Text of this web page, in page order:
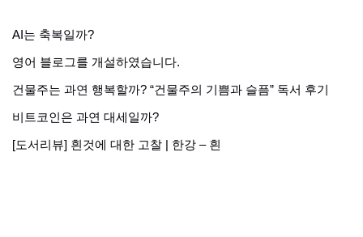
AI는 축복일까?
영어 블로그를 개설하였습니다.
건물주는 과연 행복할까? “건물주의 기쁨과 슬픔” 독서 후기
비트코인은 과연 대세일까?
[도서리뷰] 흰것에 대한 고찰 | 한강 – 흰